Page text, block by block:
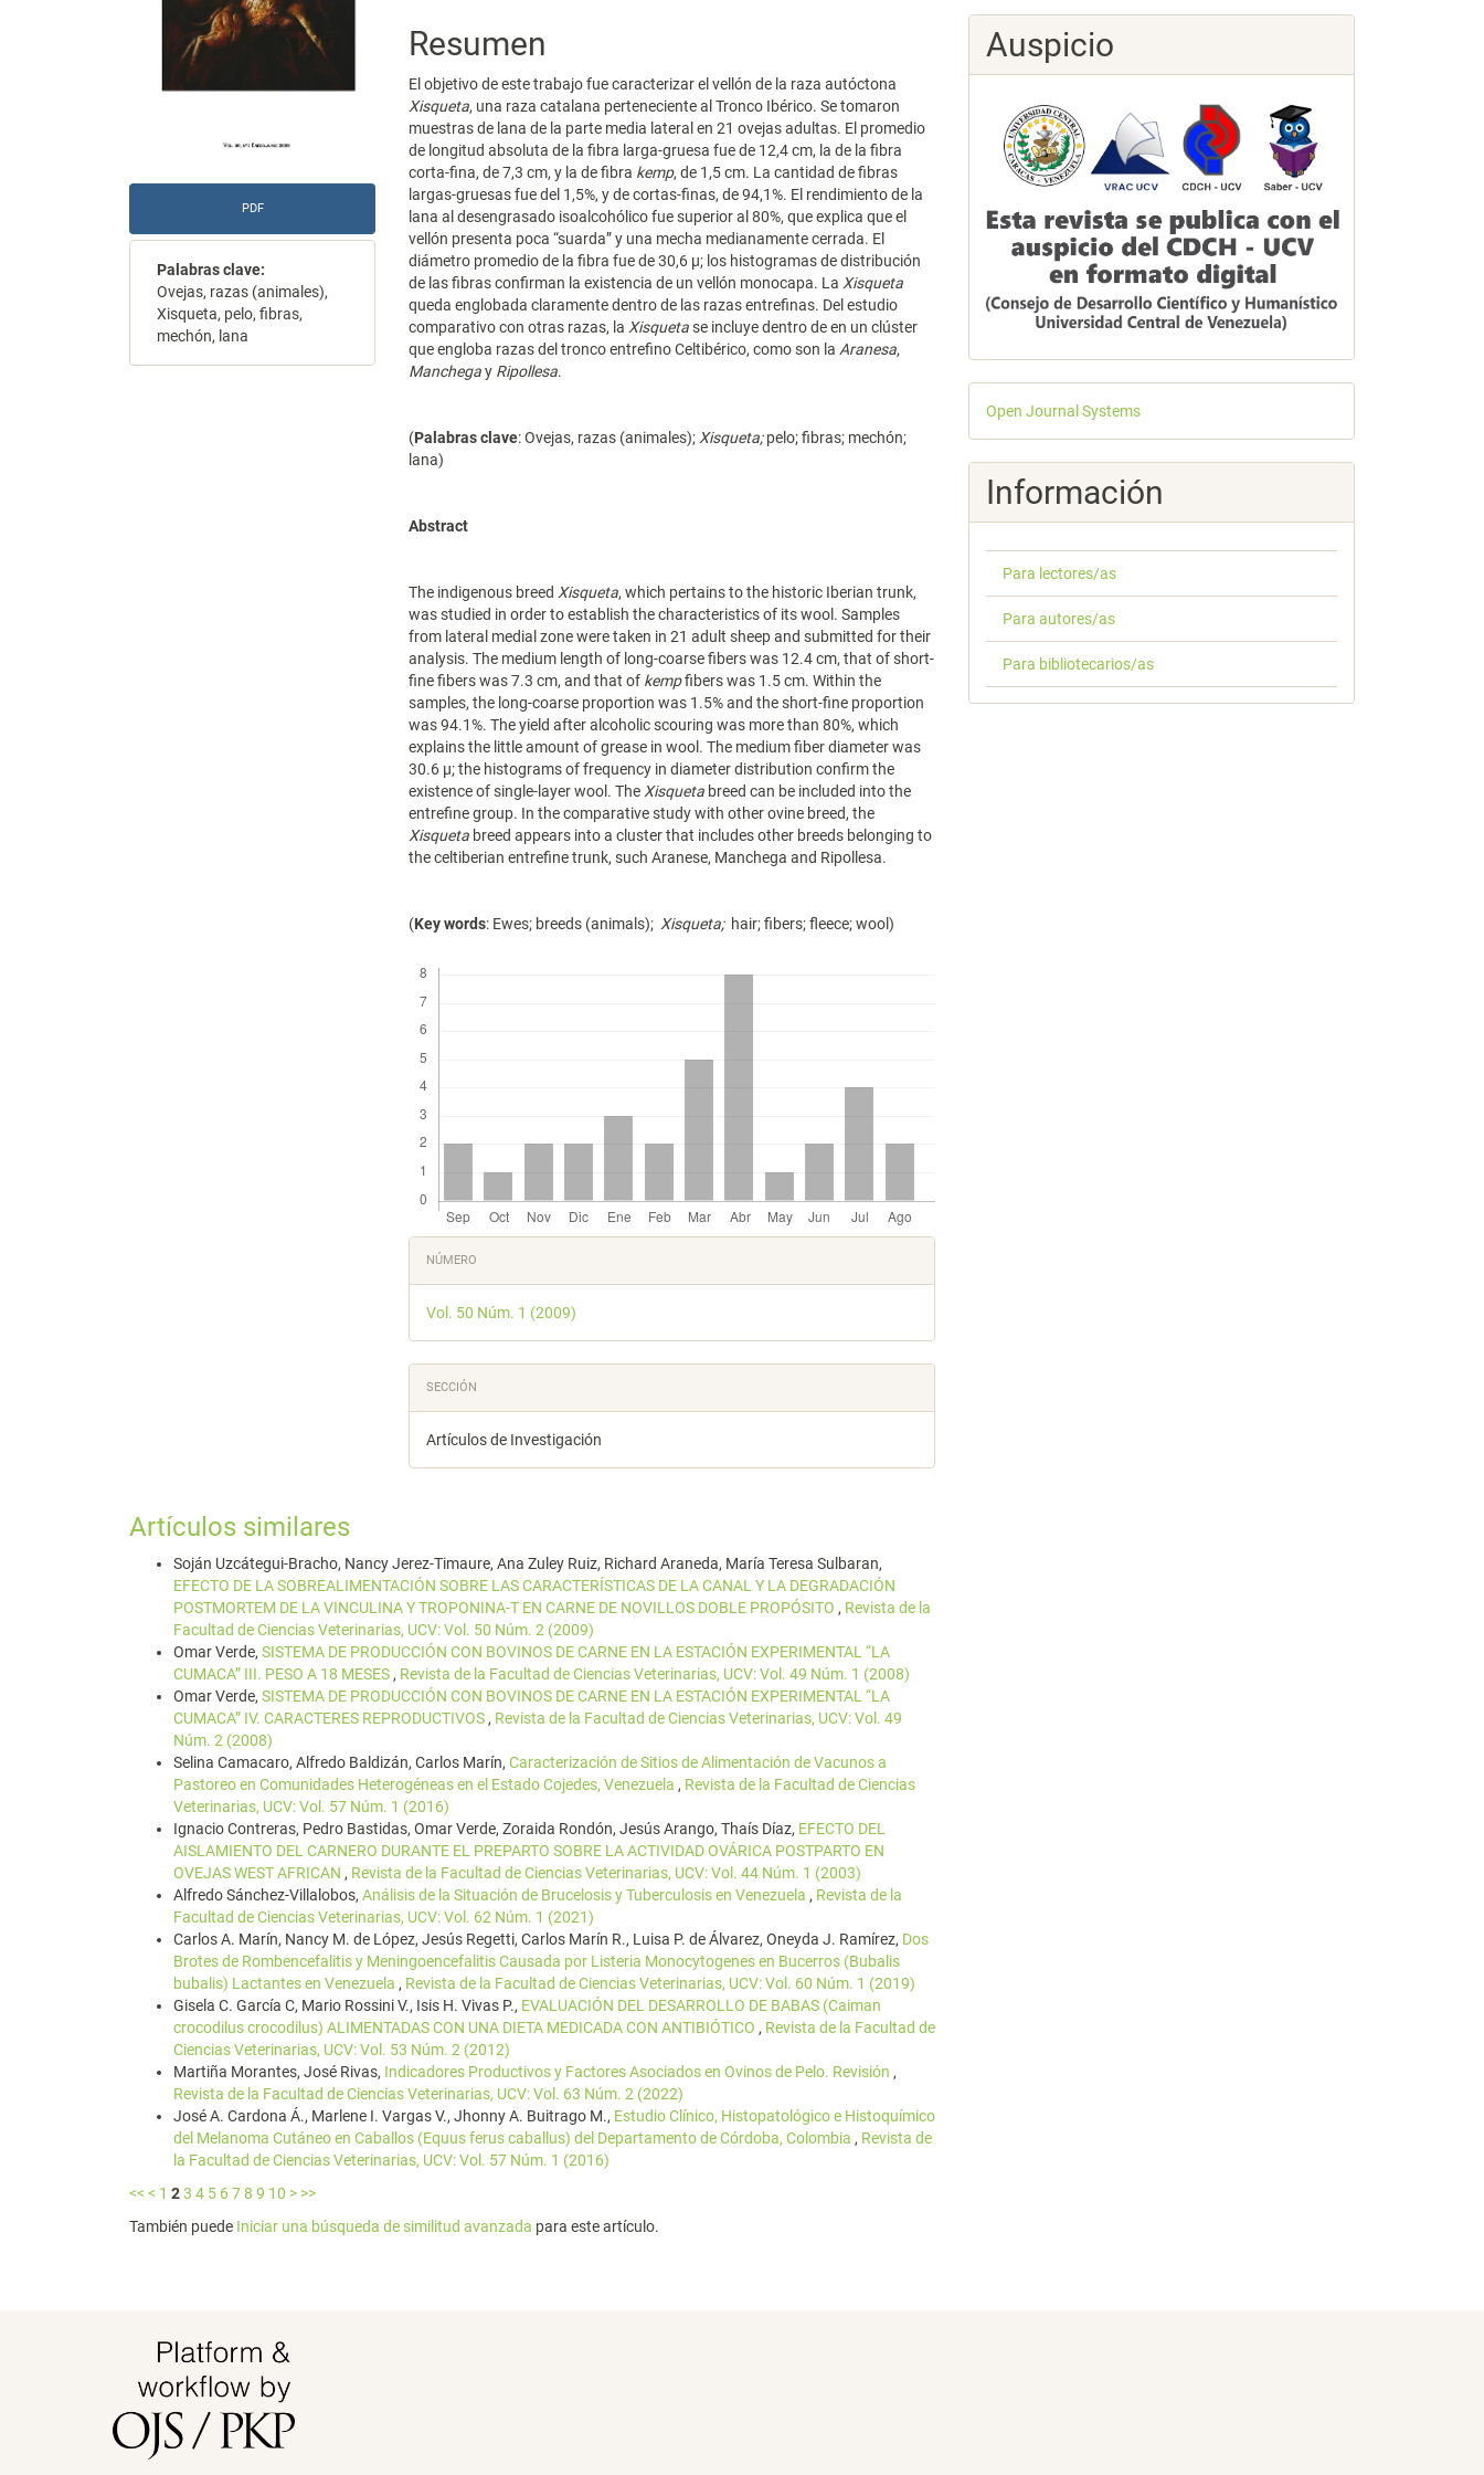
PDF
Palabras clave:
Ovejas, razas (animales),
Xisqueta, pelo, fibras,
mechón, lana
Resumen
El objetivo de este trabajo fue caracterizar el vellón de la raza autóctona
Xisqueta, una raza catalana perteneciente al Tronco Ibérico. Se tomaron
muestras de lana de la parte media lateral en 21 ovejas adultas. El promedio
de longitud absoluta de la fibra larga-gruesa fue de 12,4 cm, la de la fibra
corta-fina, de 7,3 cm, y la de fibra kemp, de 1,5 cm. La cantidad de fibras
largas-gruesas fue del 1,5%, y de cortas-finas, de 94,1%. El rendimiento de la
lana al desengrasado isoalcohólico fue superior al 80%, que explica que el
vellón presenta poca “suarda” y una mecha medianamente cerrada. El
diámetro promedio de la fibra fue de 30,6 µ; los histogramas de distribución
de las fibras confirman la existencia de un vellón monocapa. La Xisqueta
queda englobada claramente dentro de las razas entrefinas. Del estudio
comparativo con otras razas, la Xisquetase incluye dentro de en un clúster
que engloba razas del tronco entrefino Celtibérico, como son la Aranesa,
Manchegay Ripollesa.
(Palabras clave: Ovejas, razas (animales); Xisqueta;pelo; fibras; mechón;
lana)
Abstract
The indigenous breed Xisqueta, which pertains to the historic Iberian trunk,
was studied in order to establish the characteristics of its wool. Samples
from lateral medial zone were taken in 21 adult sheep and submitted for their
analysis. The medium length of long-coarse fibers was 12.4 cm, that of short-
fine fibers was 7.3 cm, and that of kempfibers was 1.5 cm. Within the
samples, the long-coarse proportion was 1.5% and the short-fine proportion
was 94.1%. The yield after alcoholic scouring was more than 80%, which
explains the little amount of grease in wool. The medium fiber diameter was
30.6 µ; the histograms of frequency in diameter distribution confirm the
existence of single-layer wool. The Xisqueta breed can be included into the
entrefine group. In the comparative study with other ovine breed, the
Xisqueta breed appears into a cluster that includes other breeds belonging to
the celtiberian entrefine trunk, such Aranese, Manchega and Ripollesa.
(Key words: Ewes; breeds (animals); Xisqueta;hair; fibers; fleece; wool)
Detalles
del
artículo
NÚMERO
Vol. 50 Núm. 1 (2009)
SECCIÓN
Artículos de Investigación
Artículos similares
Soján Uzcátegui-Bracho, Nancy Jerez-Timaure, Ana Zuley Ruiz, Richard Araneda, María Teresa Sulbaran,
EFECTO DE LA SOBREALIMENTACIÓN SOBRE LAS CARACTERÍSTICAS DE LA CANAL Y LA DEGRADACIÓN
POSTMORTEM DE LA VINCULINA Y TROPONINA-T EN CARNE DE NOVILLOS DOBLE PROPÓSITO , Revista de la
Facultad de Ciencias Veterinarias, UCV: Vol. 50 Núm. 2 (2009)
Omar Verde, SISTEMA DE PRODUCCIÓN CON BOVINOS DE CARNE EN LA ESTACIÓN EXPERIMENTAL “LA
CUMACA” III. PESO A 18 MESES , Revista de la Facultad de Ciencias Veterinarias, UCV: Vol. 49 Núm. 1 (2008)
Omar Verde, SISTEMA DE PRODUCCIÓN CON BOVINOS DE CARNE EN LA ESTACIÓN EXPERIMENTAL “LA
CUMACA” IV. CARACTERES REPRODUCTIVOS , Revista de la Facultad de Ciencias Veterinarias, UCV: Vol. 49
Núm. 2 (2008)
Selina Camacaro, Alfredo Baldizán, Carlos Marín, Caracterización de Sitios de Alimentación de Vacunos a
Pastoreo en Comunidades Heterogéneas en el Estado Cojedes, Venezuela , Revista de la Facultad de Ciencias
Veterinarias, UCV: Vol. 57 Núm. 1 (2016)
Ignacio Contreras, Pedro Bastidas, Omar Verde, Zoraida Rondón, Jesús Arango, Thaís Díaz, EFECTO DEL
AISLAMIENTO DEL CARNERO DURANTE EL PREPARTO SOBRE LA ACTIVIDAD OVÁRICA POSTPARTO EN
OVEJAS WEST AFRICAN , Revista de la Facultad de Ciencias Veterinarias, UCV: Vol. 44 Núm. 1 (2003)
Alfredo Sánchez-Villalobos, Análisis de la Situación de Brucelosis y Tuberculosis en Venezuela , Revista de la
Facultad de Ciencias Veterinarias, UCV: Vol. 62 Núm. 1 (2021)
Carlos A. Marín, Nancy M. de López, Jesús Regetti, Carlos Marín R., Luisa P. de Álvarez, Oneyda J. Ramírez, Dos
Brotes de Rombencefalitis y Meningoencefalitis Causada por Listeria Monocytogenes en Bucerros (Bubalis
bubalis) Lactantes en Venezuela , Revista de la Facultad de Ciencias Veterinarias, UCV: Vol. 60 Núm. 1 (2019)
Gisela C. García C, Mario Rossini V., Isis H. Vivas P., EVALUACIÓN DEL DESARROLLO DE BABAS (Caiman
crocodilus crocodilus) ALIMENTADAS CON UNA DIETA MEDICADA CON ANTIBIÓTICO , Revista de la Facultad de
Ciencias Veterinarias, UCV: Vol. 53 Núm. 2 (2012)
Martiña Morantes, José Rivas, Indicadores Productivos y Factores Asociados en Ovinos de Pelo. Revisión ,
Revista de la Facultad de Ciencias Veterinarias, UCV: Vol. 63 Núm. 2 (2022)
José A. Cardona Á., Marlene I. Vargas V., Jhonny A. Buitrago M., Estudio Clínico, Histopatológico e Histoquímico
del Melanoma Cutáneo en Caballos (Equus ferus caballus) del Departamento de Córdoba, Colombia , Revista de
la Facultad de Ciencias Veterinarias, UCV: Vol. 57 Núm. 1 (2016)
<< < 1 23 4 5 678 9 10 > >>
También puede Iniciar una búsqueda de similitud avanzada para este artículo.
Auspicio
Desarrollado
por
Open Journal Systems
Información
Para lectores/as
Para autores/as
Para bibliotecarios/as